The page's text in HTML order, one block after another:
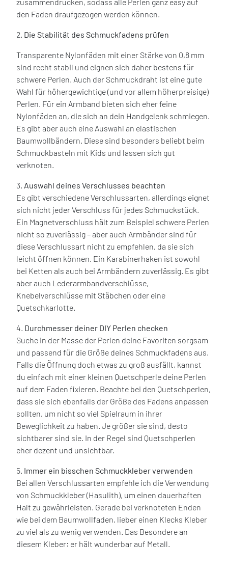
den Faden draufgezogen werden können.
2. Die Stabilität des Schmuckfadens prüfen
Transparente Nylonfäden mit einer Stärke von 0,8 mm
sind recht stabil und eignen sich daher bestens für
schwere Perlen. Auch der Schmuckdraht ist eine gute
Wahl für höhergewichtige (und vor allem höherpreisige)
Perlen. Für ein Armband bieten sich eher feine
Nylonfäden an, die sich an dein Handgelenk schmiegen.
Es gibt aber auch eine Auswahl an elastischen
Baumwollbändern. Diese sind besonders beliebt beim
Schmuckbasteln mit Kids und lassen sich gut
verknoten.
3. Auswahl deines Verschlusses beachten
Es gibt verschiedene Verschlussarten, allerdings eignet
sich nicht jeder Verschluss für jedes Schmuckstück.
Ein Magnetverschluss hält zum Beispiel schwere Perlen
nicht so zuverlässig – aber auch Armbänder sind für
diese Verschlussart nicht zu empfehlen, da sie sich
leicht öffnen können. Ein Karabinerhaken ist sowohl
bei Ketten als auch bei Armbändern zuverlässig. Es gibt
aber auch Lederarmbandverschlüsse,
Knebelverschlüsse mit Stäbchen oder eine
Quetschkarlotte.
4. Durchmesser deiner DIY Perlen checken
Suche in der Masse der Perlen deine Favoriten sorgsam
und passend für die Größe deines Schmuckfadens aus.
Falls die Öffnung doch etwas zu groß ausfällt, kannst
du einfach mit einer kleinen Quetschperle deine Perlen
auf dem Faden fixieren. Beachte bei den Quetschperlen,
dass sie sich ebenfalls der Größe des Fadens anpassen
sollten, um nicht so viel Spielraum in ihrer
Beweglichkeit zu haben. Je größer sie sind, desto
sichtbarer sind sie. In der Regel sind Quetschperlen
eher dezent und unsichtbar.
5. Immer ein bisschen Schmuckkleber verwenden
Bei allen Verschlussarten empfehle ich die Verwendung
von Schmuckkleber (Hasulith), um einen dauerhaften
Halt zu gewährleisten. Gerade bei verknoteten Enden
wie bei dem Baumwollfaden, lieber einen Klecks Kleber
zu viel als zu wenig verwenden. Das Besondere an
diesem Kleber: er hält wunderbar auf Metall.